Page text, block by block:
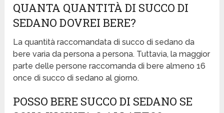
QUANTA QUANTITÀ DI SUCCO DI
SEDANO DOVREI BERE?
La quantità raccomandata di succo di sedano da
bere varia da persona a persona. Tuttavia, la maggior
parte delle persone raccomanda di bere almeno 16
once di succo di sedano al giorno.
POSSO BERE SUCCO DI SEDANO SE